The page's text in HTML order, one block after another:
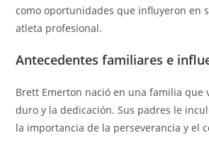
como oportunidades que influyeron en
atleta profesional.
Antecedentes familiares e
Brett Emerton nació en una familia que
duro y la dedicación. Sus padres le
la importancia de la perseverancia y el